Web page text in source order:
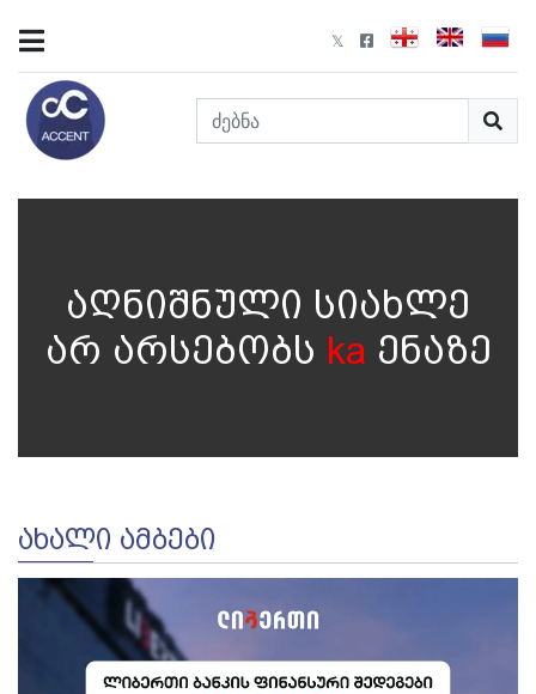
აღნიშნული სიახლე
არ არსებობს ka ენაზე
ᲐᲮᲐᲚᲘ ᲐᲛᲑᲔᲑᲘ